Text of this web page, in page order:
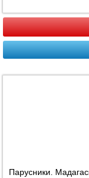
Парусники.